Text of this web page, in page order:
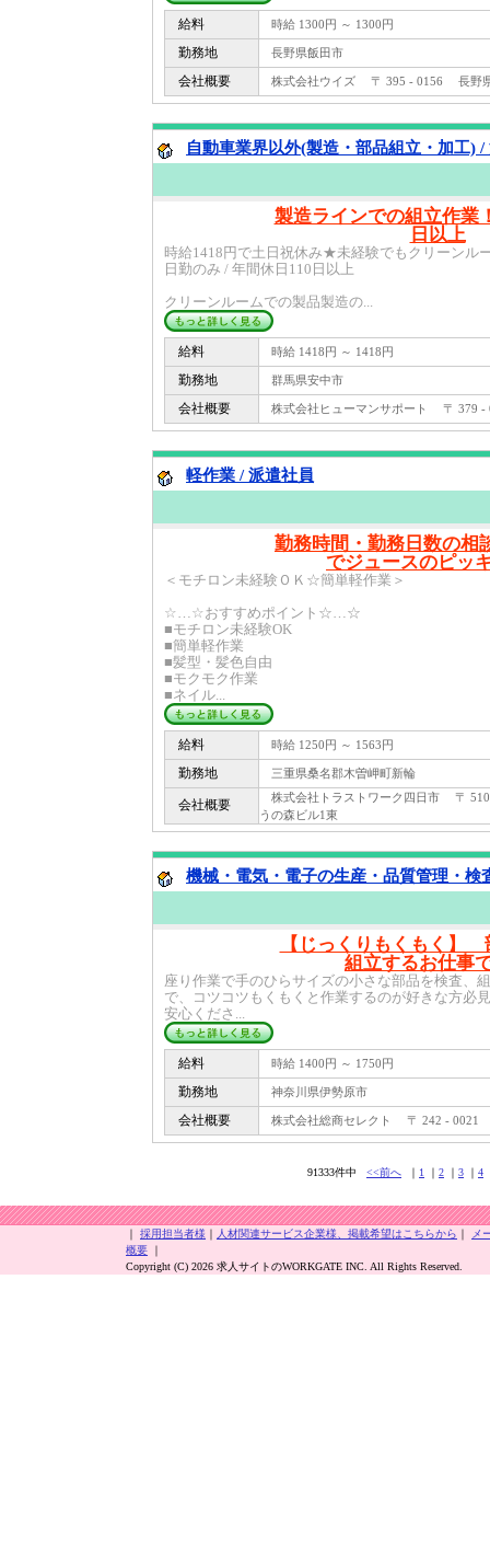
給料 時給 1300円 ～ 1300円
勤務地 長野県飯田市
会社概要 株式会社ウイズ 〒 395 - 0156 長野県
自動車業界以外(製造・部品組立・加工) /
製造ラインでの組立作業
日以上
時給1418円で土日祝休み★未経験でもクリーンル
日勤のみ / 年間休日110日以上
クリーンルームでの製品製造の...
給料 時給 1418円 ～ 1418円
勤務地 群馬県安中市
会社概要 株式会社ヒューマンサポート 〒 379 -
軽作業 / 派遣社員
勤務時間・勤務日数の相
でジュースのピッ
＜モチロン未経験ＯＫ☆簡単軽作業＞
☆…☆おすすめポイント☆…☆
■モチロン未経験OK
■簡単軽作業
■髪型・髪色自由
■モクモク作業
■ネイル...
給料 時給 1250円 ～ 1563円
勤務地 三重県桑名郡木曽岬町新輪
会社概要
株式会社トラストワーク四日市 〒
うの森ビル1東
機械・電気・電子の生産・品質管理・検
【じっくりもくもく】
組立するお仕事
座り作業で手のひらサイズの小さな部品を検査、
で、コツコツもくもくと作業するのが好きな方必
安心くださ...
給料 時給 1400円 ～ 1750円
勤務地 神奈川県伊勢原市
会社概要 株式会社総商セレクト 〒 242 - 0021
91333件中 <<前へ ｜ 1 ｜ 2 ｜ 3 ｜ 4
｜ 採用担当者様 ｜ 人材関連サービス企業様、掲載希望はこちらから ｜
メ
概要 ｜
Copyright (C) 2026 求人サイトのWORKGATE INC. All Rights Reserved.